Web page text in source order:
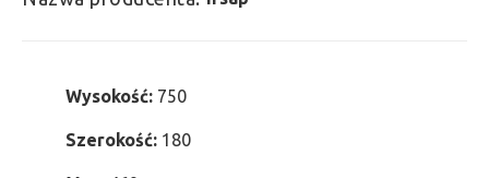
Wysokość: 750
Szerokość: 180